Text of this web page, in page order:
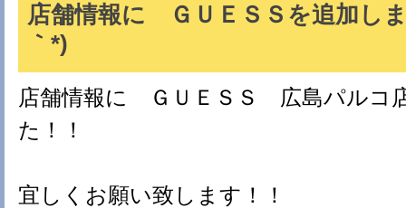
店舗情報に ＧＵＥＳＳを追加し
｀*)
店舗情報に ＧＵＥＳＳ 広島パルコ
た！！
宜しくお願い致します！！